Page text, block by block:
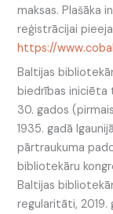
maksas. Plašāka
reģistrācijai
https://
Baltijas
biedrības iniciēta
30. gados
1935. gadā
pārtraukuma
bibliotekāru
Baltijas
regularitāti, 2019.